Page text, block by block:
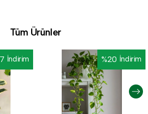
Tüm Ürünler
İndirim %20 İndirim